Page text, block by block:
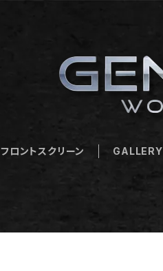
フロントスクリーン GALLERY